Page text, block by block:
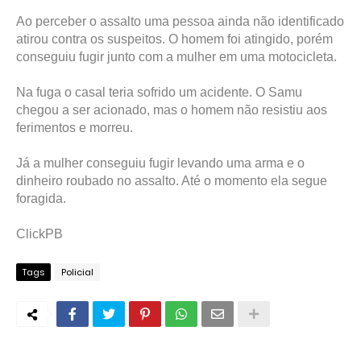
Ao perceber o assalto uma pessoa ainda não identificado
atirou contra os suspeitos. O homem foi atingido, porém
conseguiu fugir junto com a mulher em uma motocicleta.
Na fuga o casal teria sofrido um acidente. O Samu
chegou a ser acionado, mas o homem não resistiu aos
ferimentos e morreu.
Já a mulher conseguiu fugir levando uma arma e o
dinheiro roubado no assalto. Até o momento ela segue
foragida.
ClickPB
Tags Policial